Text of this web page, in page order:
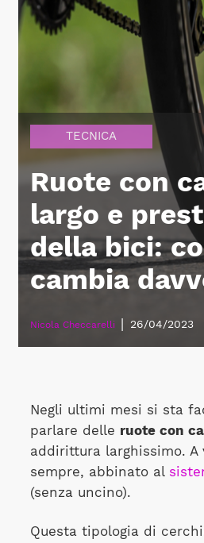
TECNICA
Ruote con
largo e
della bici:
cambia
Nicola Checcarelli 26/04/2023
Negli ultimi mesi si sta
parlare delle ruote con
addirittura larghissimo. A
sempre, abbinato al
(senza uncino).
Questa tipologia di